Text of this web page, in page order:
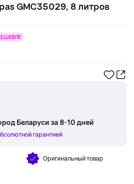
GMC35029, 8 литров
Беларуси за 8-10 дней
гарантией
Оригинальный товар